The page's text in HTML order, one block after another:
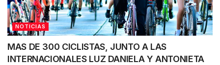
NOTICIAS
MAS DE 300 CICLISTAS, JUNTO A LAS
INTERNACIONALES LUZ DANIELA Y ANTONIETA